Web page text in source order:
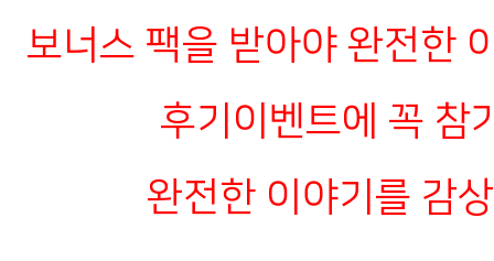
보너스 팩을 받아야 완전한
후기이벤트에 꼭 참
완전한 이야기를 감